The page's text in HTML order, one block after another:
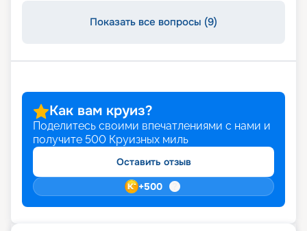
Показать все вопросы (9)
Как вам круиз?
Поделитесь своими впечатлениями с нами и
получите 500 Круизных миль
Оставить отзыв
+500